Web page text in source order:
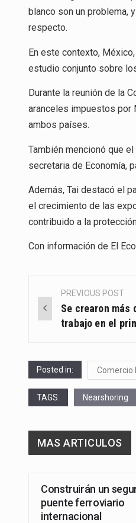
blanco son un problema,
respecto.
En este contexto,
estudio conjunto sobre
Durante la reunión de la
aranceles impuestos por
ambos países.
También mencionó que
secretaria de Economía,
Además, Tai destacó el
el crecimiento de las
contribuido a la
Con información de El
Post
navigation
PREVIOUS POST
Se crearon más
trabajo en el
Posted in: Comercio
TAGS: Nearshoring
MAS ARTICULOS
Construirán un
puente ferroviario
internacional